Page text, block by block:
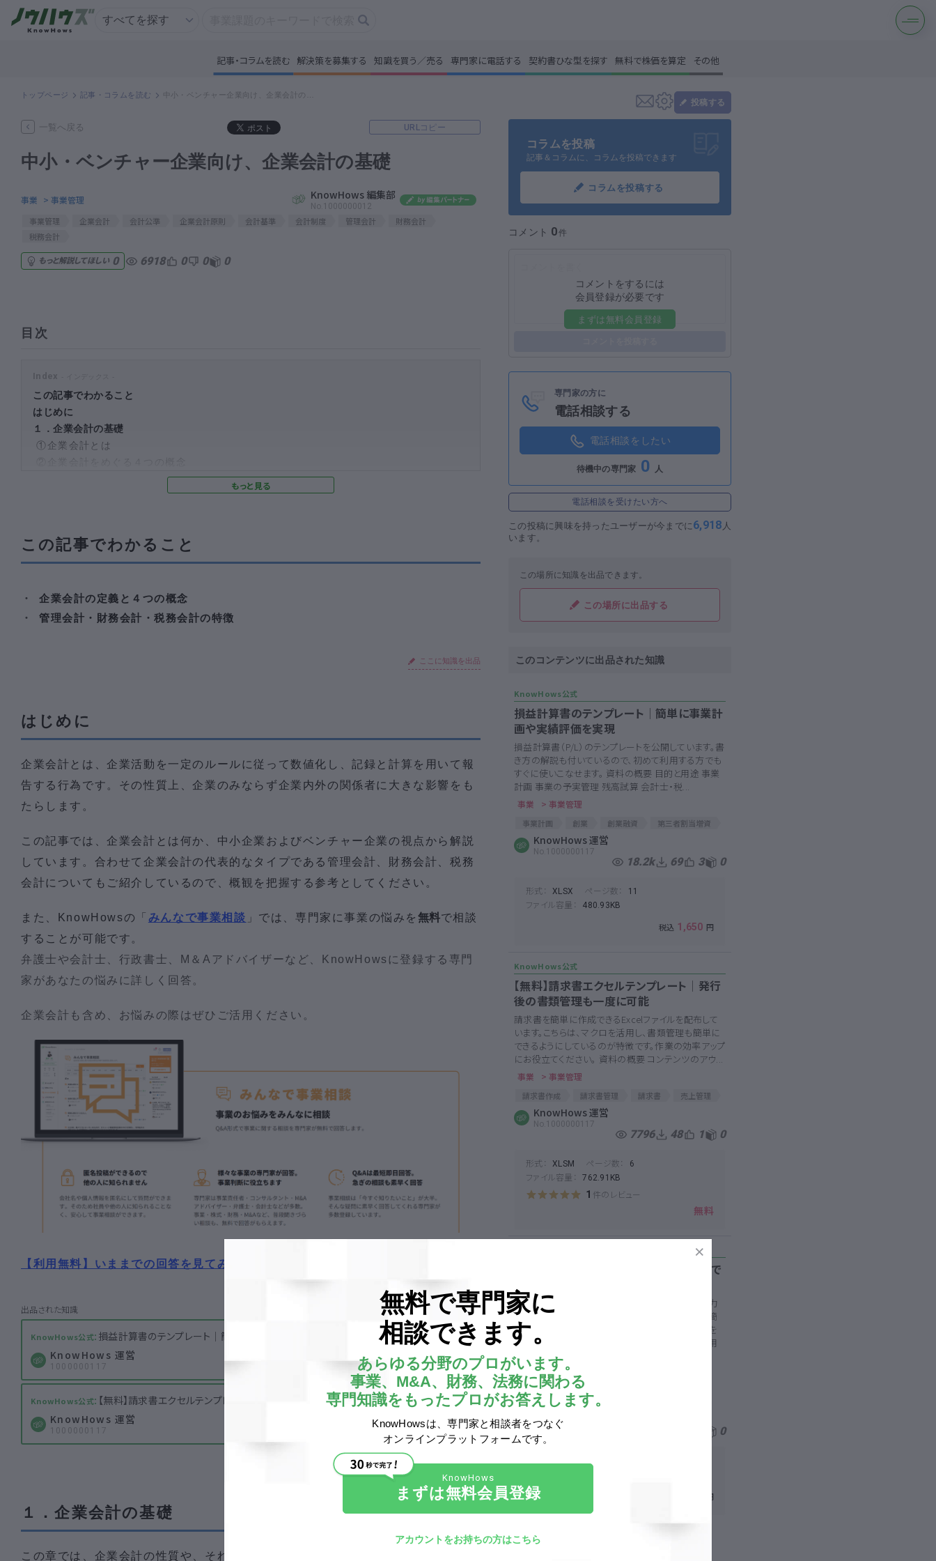
専門家に電話する 無料で株価を算定
資本政策を無料でお試し
記事・コラムを読む 解決策を募集する 知識を買う／売る 専門家に電話する 契約書ひな型を探す 無料で株価を算定 その他
トップページ 記事・コラムを読む
投稿する
一覧へ戻る URLコピー
中小・ベンチャー企業向け、企業会計の基礎
事業 > 事業管理 KnowHows 編集部
No.1000000012
事業管理 企業会計 会計公準 企業会計原則 会計基準 会計制度 管理会計
財務会計
税務会計
もっと解説してほしい 0 6918 0 0 0
目次
この記事でわかること
はじめに
１．企業会計の基礎
①企業会計とは
まとめ
おわりに
この記事でわかること
企業会計の定義と４つの概念
管理会計・財務会計・税務会計の特徴
ここに知識を出品
はじめに
企業会計とは、企業活動を一定のルールに従って数値化し、記録と計算を用いて報
告する行為です。その性質上、企業のみならず企業内外の関係者に大きな影響をも
たらします。
この記事では、企業会計とは何か、中小企業およびベンチャー企業の視点から解説
しています。合わせて企業会計の代表的なタイプである管理会計、財務会計、税務
会計についてもご紹介しているので、概観を把握する参考としてください。
また、KnowHowsの「 みんなで事業相談 」では、専門家に事業の悩みを無料で相談
することが可能です。
弁護士や会計士、行政書士、M＆Aアドバイザーなど、KnowHowsに登録する専門
家があなたの悩みに詳しく回答。
企業会計も含め、お悩みの際はぜひご活用ください。
【利用無料】いままでの回答を見てみる！
損益計算書のテンプレート│簡単に事業計画や実績評価を実現
KnowHows 運営
1000000117 69 3 0 1,650
【無料】請求書エクセルテンプレート│発行後の書類管理も一度に可能
KnowHows 運営
1000000117 48 1 0 0
１．企業会計の基礎
この章では、企業会計の性質や、それをめぐる４つの概念についてご紹介します。
コラムを投稿
記事＆コラムに、コラムを投稿できます
コラムを投稿する
コメント 0
コメントをするには
会員登録が必要です
まずは無料会員登録
専門家の方に
電話相談する
電話相談をしたい
待機中の専門家 0 人
電話相談を受けたい方へ
この投稿に興味を持ったユーザーが今までに6,918 人
います。
この場所に知識を出品できます。
この場所に出品する
このコンテンツに出品された知識
損益計算書のテンプレート│簡単に事業計
画や実績評価を実現
損益計算書（P/L）のテンプレートを公開しています。書
き方の解説も付いているので、初めて利用する方でも
すぐに使いこなせます。 資料の概要 目的と用途 事業
計画 事業の予実管理 残高試算 会計士・税...
事業 > 事業管理
事業計画 創業 創業融資
第三者割当増資
資金調達
損益計算書
KnowHows 運営
No.1000000117
18.2k 69 3 0
形式： XLSX ページ数： 11
ファイル容量： 480.93KB
1,650
【無料】請求書エクセルテンプレート│発行
後の書類管理も一度に可能
請求書を簡単に作成できるExcelファイルを配布して
います。こちらは、マクロを活用し、書類管理も簡単に
できるようにしているのが特徴です。作業の効率アップ
にお役立てください。 資料の概要 コンテンツのアウ...
事業 > 事業管理
請求書作成 請求書管理 請求書 売上管理
KnowHows 運営
No.1000000117
7796 48 1 0
形式： XLSM ページ数： 6
ファイル容量： 762.91KB
1 件のレビュー
無料
【財務分析用テンプレート】数値入力だけで
損益計算書（P/L）と貸借対照表（B/S）の数値を入力
するだけで、企業の今後の収益性や成長性などを簡
単に予測できるフォーマットです。事業運営の方針を
決めるためにご活用ください。 資料の概要 目的と用
途 自...
事業 > 事業管理
NOPLAT 財務レバレッジ効果
財務の最適化
CFO
借入限度額
財務レバレッジ
経営分析
KnowHows 運営
No.1000000117
0
無料で専門家に
相談できます。
あらゆる分野のプロがいます。
事業、M&A、財務、法務に関わる
専門知識をもったプロがお答えします。
KnowHowsは、専門家と相談者をつなぐ
オンラインプラットフォームです。
まずは無料会員登録
アカウントをお持ちの方はこちら